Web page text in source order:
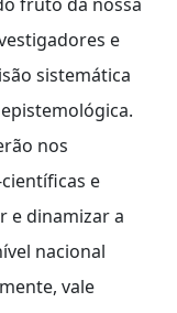
e
sistemática
nos
e
e dinamizar a
nacional
vale